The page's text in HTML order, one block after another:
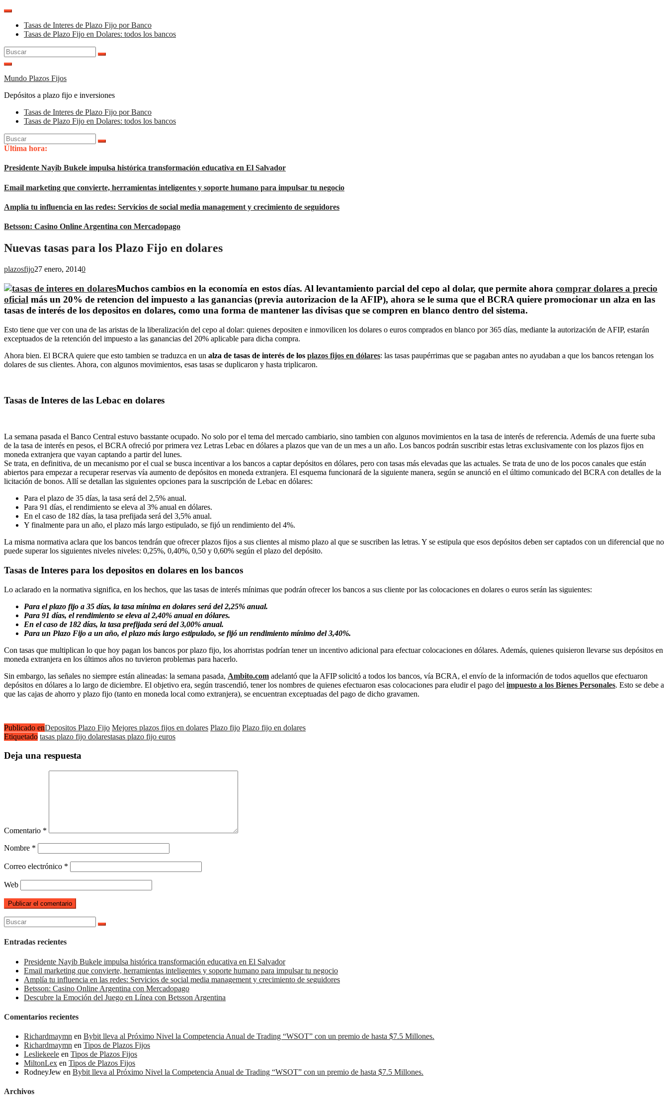
Saltar
contenidoTasas de Interes de Plazo Fijo por Banco
Tasas de Plazo Fijo en Dolares: todos los bancos
Buscar:
Mundo Plazos Fijos
Depósitos a plazo fijo e inversiones
Tasas de Interes de Plazo Fijo por Banco
Tasas de Plazo Fijo en Dolares: todos los bancos
Buscar:
Última hora:
Presidente Nayib Bukele impulsa histórica transformación educativa en El Salvador
Email marketing que convierte, herramientas inteligentes y soporte humano para impulsar tu negocio
Amplía tu influencia en las redes: Servicios de social media management y crecimiento de seguidores
Betsson: Casino Online Argentina con Mercadopago
Nuevas tasas para los Plazo Fijo en dolares
plazosfijo27 enero, 20140
Muchos cambios en la economía en estos días. Al levantamiento parcial del cepo al dolar, que permite ahora comprar dolares a precio
oficial más un 20% de retencion del impuesto a las ganancias (previa autorizacion de la AFIP), ahora se le suma que el BCRA quiere promocionar un alza en las
tasas de interés de los depositos en dolares, como una forma de mantener las divisas que se compren en blanco dentro del sistema.
Esto tiene que ver con una de las aristas de la liberalización del cepo al dolar: quienes depositen e inmovilicen los dolares o euros comprados en blanco por 365 días, mediante la autorización de AFIP, estarán
exceptuados de la retención del impuesto a las ganancias del 20% aplicable para dicha compra.
Ahora bien. El BCRA quiere que esto tambien se traduzca en un alza de tasas de interés de los plazos fijos en dólares: las tasas paupérrimas que se pagaban antes no ayudaban a que los bancos retengan los
dolares de sus clientes. Ahora, con algunos movimientos, esas tasas se duplicaron y hasta triplicaron.
Tasas de Interes de las Lebac en dolares
La semana pasada el Banco Central estuvo basstante ocupado. No solo por el tema del mercado cambiario, sino tambien con algunos movimientos en la tasa de interés de referencia. Además de una fuerte suba
de la tasa de interés en pesos, el BCRA ofreció por primera vez Letras Lebac en dólares a plazos que van de un mes a un año. Los bancos podrán suscribir estas letras exclusivamente con los plazos fijos en
moneda extranjera que vayan captando a partir del lunes.
Se trata, en definitiva, de un mecanismo por el cual se busca incentivar a los bancos a captar depósitos en dólares, pero con tasas más elevadas que las actuales. Se trata de uno de los pocos canales que están
abiertos para empezar a recuperar reservas vía aumento de depósitos en moneda extranjera. El esquema funcionará de la siguiente manera, según se anunció en el último comunicado del BCRA con detalles de la
licitación de bonos. Allí se detallan las siguientes opciones para la suscripción de Lebac en dólares:
Para el plazo de 35 días, la tasa será del 2,5% anual.
Para 91 días, el rendimiento se eleva al 3% anual en dólares.
En el caso de 182 días, la tasa prefijada será del 3,5% anual.
Y finalmente para un año, el plazo más largo estipulado, se fijó un rendimiento del 4%.
La misma normativa aclara que los bancos tendrán que ofrecer plazos fijos a sus clientes al mismo plazo al que se suscriben las letras. Y se estipula que esos depósitos deben ser captados con un diferencial que no
puede superar los siguientes niveles niveles: 0,25%, 0,40%, 0,50 y 0,60% según el plazo del depósito.
Tasas de Interes para los depositos en dolares en los bancos
Lo aclarado en la normativa significa, en los hechos, que las tasas de interés mínimas que podrán ofrecer los bancos a sus cliente por las colocaciones en dolares o euros serán las siguientes:
Para el plazo fijo a 35 días, la tasa mínima en dolares será del 2,25% anual.
Para 91 días, el rendimiento se eleva al 2,40% anual en dólares.
En el caso de 182 días, la tasa prefijada será del 3,00% anual.
Para un Plazo Fijo a un año, el plazo más largo estipulado, se fijó un rendimiento mínimo del 3,40%.
Con tasas que multiplican lo que hoy pagan los bancos por plazo fijo, los ahorristas podrían tener un incentivo adicional para efectuar colocaciones en dólares. Además, quienes quisieron llevarse sus depósitos en
moneda extranjera en los últimos años no tuvieron problemas para hacerlo.
Sin embargo, las señales no siempre están alineadas: la semana pasada, Ambito.com adelantó que la AFIP solicitó a todos los bancos, vía BCRA, el envío de la información de todos aquellos que efectuaron
depósitos en dólares a lo largo de diciembre. El objetivo era, según trascendió, tener los nombres de quienes efectuaron esas colocaciones para eludir el pago del impuesto a los Bienes Personales. Esto se debe a
que las cajas de ahorro y plazo fijo (tanto en moneda local como extranjera), se encuentran exceptuadas del pago de dicho gravamen.
Publicado enDepositos Plazo Fijo Mejores plazos fijos en dolares Plazo fijo Plazo fijo en dolares
Etiquetado tasas plazo fijo dolarestasas plazo fijo euros
Deja una respuesta
Comentario *
Nombre *
Correo electrónico *
Web
Buscar:
Entradas recientes
Presidente Nayib Bukele impulsa histórica transformación educativa en El Salvador
Email marketing que convierte, herramientas inteligentes y soporte humano para impulsar tu negocio
Amplía tu influencia en las redes: Servicios de social media management y crecimiento de seguidores
Betsson: Casino Online Argentina con Mercadopago
Descubre la Emoción del Juego en Línea con Betsson Argentina
Comentarios recientes
Richardmaymn en Bybit lleva al Próximo Nivel la Competencia Anual de Trading “WSOT” con un premio de hasta $7.5 Millones.
Richardmaymn en Tipos de Plazos Fijos
Lesliekeele en Tipos de Plazos Fijos
MiltonLex en Tipos de Plazos Fijos
RodneyJew en Bybit lleva al Próximo Nivel la Competencia Anual de Trading “WSOT” con un premio de hasta $7.5 Millones.
Archivos